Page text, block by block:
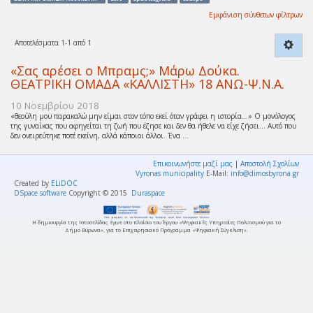
Εμφάνιση σύνθετων φίλτρων
Αποτελέσματα 1-1 από 1
«Σας αρέσει ο Μπραμς;» Μάρω Δούκα.
ΘΕΑΤΡΙΚΗ ΟΜΑΔΑ «ΚΑΛΛΙΣΤΗ» 18 ΑΝΩ-Ψ.Ν.Α.
10 Νοεμβρίου 2018
«θεούλη μου παρακαλώ μην είμαι στον τόπο εκεί όταν γράφει η ιστορία…» Ο μονόλογος
της γυναίκας που αφηγείται τη ζωή που έζησε και δεν θα ήθελε να είχε ζήσει… Αυτό που
δεν ονειρεύτηκε ποτέ εκείνη, αλλά κάποιοι άλλοι. Ένα ...
Επικοινωνήστε μαζί μας | Αποστολή Σχολίων
Vyronas municipality E-Mail: info@dimosbyrona.gr
Created by ELiDOC
DSpace software Copyright © 2015 Duraspace
Η δημιουργία της Ιστοσελίδας έγινε στο πλαίσιο του Έργου «Ψηφιακές Υπηρεσίες Πολιτισμού για το
Δήμο Βύρωνα», για το Επιχειρησιακό Πρόγραμμα «Ψηφιακή Σύγκλιση».